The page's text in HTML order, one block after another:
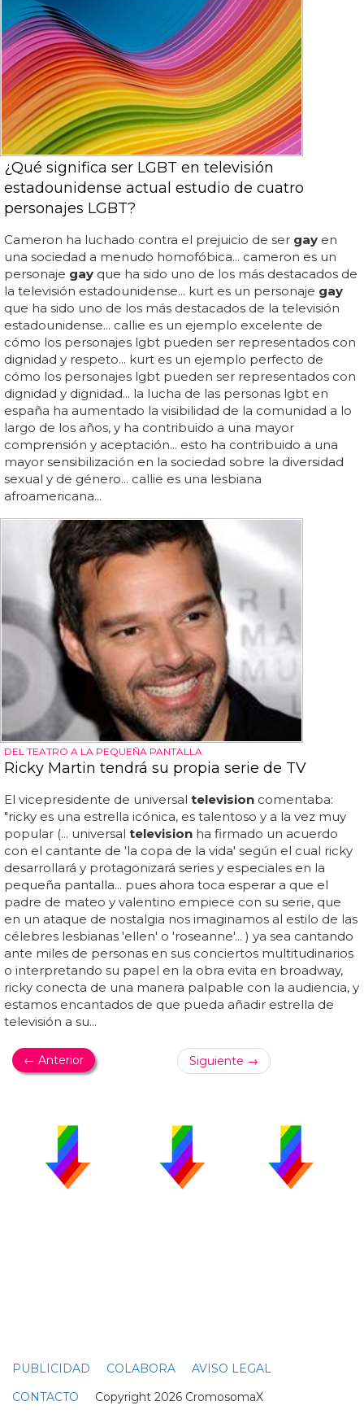
¿Qué significa ser LGBT en televisión
estadounidense actual estudio de cuatro
personajes LGBT?
Cameron ha luchado contra el prejuicio de ser gay en
una sociedad a menudo homofóbica... cameron es un
personaje gay que ha sido uno de los más destacados de
la televisión estadounidense... kurt es un personaje gay
que ha sido uno de los más destacados de la televisión
estadounidense... callie es un ejemplo excelente de
cómo los personajes lgbt pueden ser representados con
dignidad y respeto... kurt es un ejemplo perfecto de
cómo los personajes lgbt pueden ser representados con
dignidad y dignidad... la lucha de las personas lgbt en
españa ha aumentado la visibilidad de la comunidad a lo
largo de los años, y ha contribuido a una mayor
comprensión y aceptación... esto ha contribuido a una
mayor sensibilización en la sociedad sobre la diversidad
sexual y de género... callie es una lesbiana
afroamericana...
DEL TEATRO A LA PEQUEÑA PANTALLA
Ricky Martin tendrá su propia serie de TV
El vicepresidente de universal television comentaba:
"ricky es una estrella icónica, es talentoso y a la vez muy
popular (... universal television ha firmado un acuerdo
con el cantante de 'la copa de la vida' según el cual ricky
desarrollará y protagonizará series y especiales en la
pequeña pantalla... pues ahora toca esperar a que el
padre de mateo y valentino empiece con su serie, que
en un ataque de nostalgia nos imaginamos al estilo de las
célebres lesbianas 'ellen' o 'roseanne'... ) ya sea cantando
ante miles de personas en sus conciertos multitudinarios
o interpretando su papel en la obra evita en broadway,
ricky conecta de una manera palpable con la audiencia, y
estamos encantados de que pueda añadir estrella de
televisión a su...
← Anterior Siguiente →
PUBLICIDAD COLABORA
AVISO LEGAL
CONTACTO Copyright 2026 CromosomaX